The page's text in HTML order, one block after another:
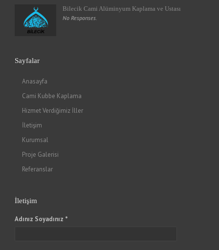
Bilecik Cami Alüminyum Kaplama ve Ustası
No Responses.
Sayfalar
Anasayfa
Cami Kubbe Kaplama
Hizmet Verdiğimiz İller
İletişim
Kurumsal
Proje Galerisi
Referanslar
İletişim
Adınız Soyadınız *